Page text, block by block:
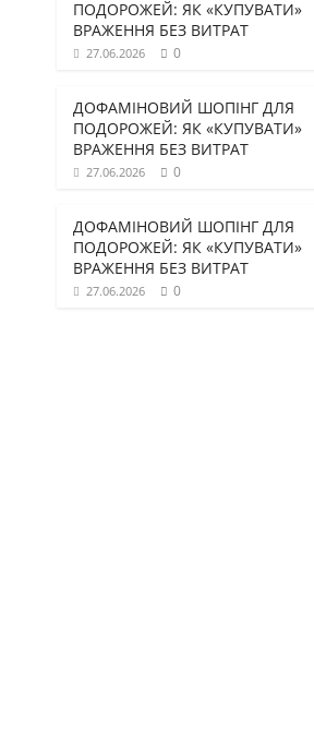
ПОДОРОЖЕЙ: ЯК «КУПУВАТИ»
ВРАЖЕННЯ БЕЗ ВИТРАТ
27.06.2026 0
ДОФАМІНОВИЙ ШОПІНГ ДЛЯ
ПОДОРОЖЕЙ: ЯК «КУПУВАТИ»
ВРАЖЕННЯ БЕЗ ВИТРАТ
27.06.2026 0
ДОФАМІНОВИЙ ШОПІНГ ДЛЯ
ПОДОРОЖЕЙ: ЯК «КУПУВАТИ»
ВРАЖЕННЯ БЕЗ ВИТРАТ
27.06.2026 0